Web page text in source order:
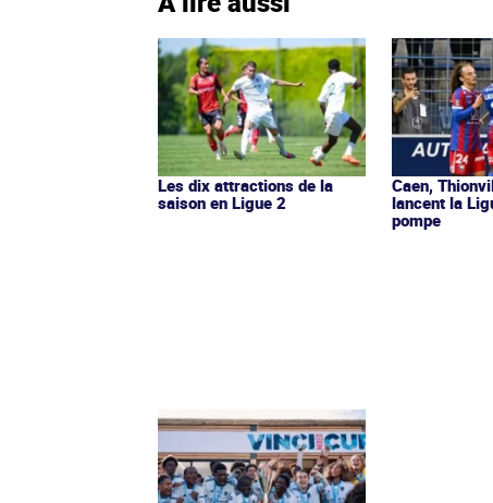
Les dix attractions de la
saison en Ligue 2
Caen,
lancent la
pompe